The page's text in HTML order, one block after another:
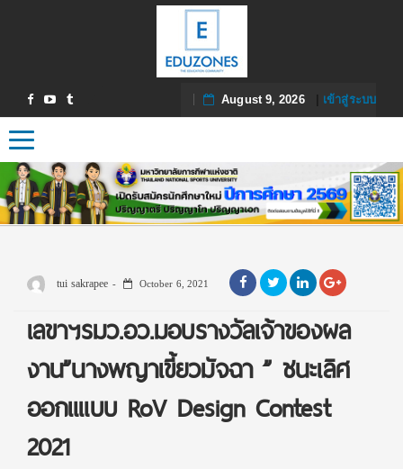
August 9, 2026| เข้าสู่ระบบ
Toggle navigation
tui sakrapee October 6, 2021
เลขาฯรมว.อว.มอบรางวัลเจ้าของผล
งาน”นางพญาเขี้ยวมัจฉา ” ชนะเลิศ
ออกแแบบ RoV Design Contest
2021